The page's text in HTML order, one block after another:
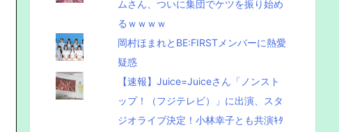
ムさん、ついに集団でケツを振り始め
るｗｗｗｗ
岡村ほまれとBE:FIRSTメンバーに熱愛
疑惑
【速報】Juice=Juiceさん「ノンスト
ップ！（フジテレビ）」に出演、スタ
ジオライブ決定！小林幸子とも共演ｷﾀ